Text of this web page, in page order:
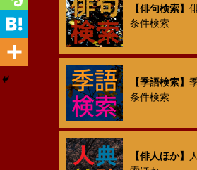
【俳句検索】
条件検索
【季語検索】
条件検索
【俳人ほか】